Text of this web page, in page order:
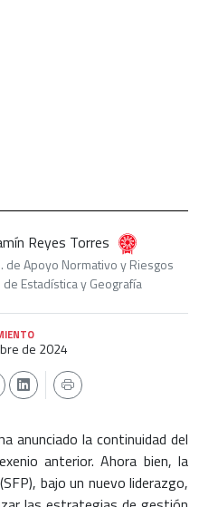
Reyes Torres
de Apoyo Normativo y Riesgos
Estadística y Geografía
de 2024
anunciado la continuidad del
anterior. Ahora bien, la
bajo un nuevo liderazgo,